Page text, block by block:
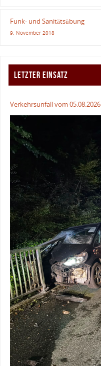
Funk- und Sanitätsübung
9. November 2018
LETZTER EINSATZ
Verkehrsunfall vom 05.08.2026